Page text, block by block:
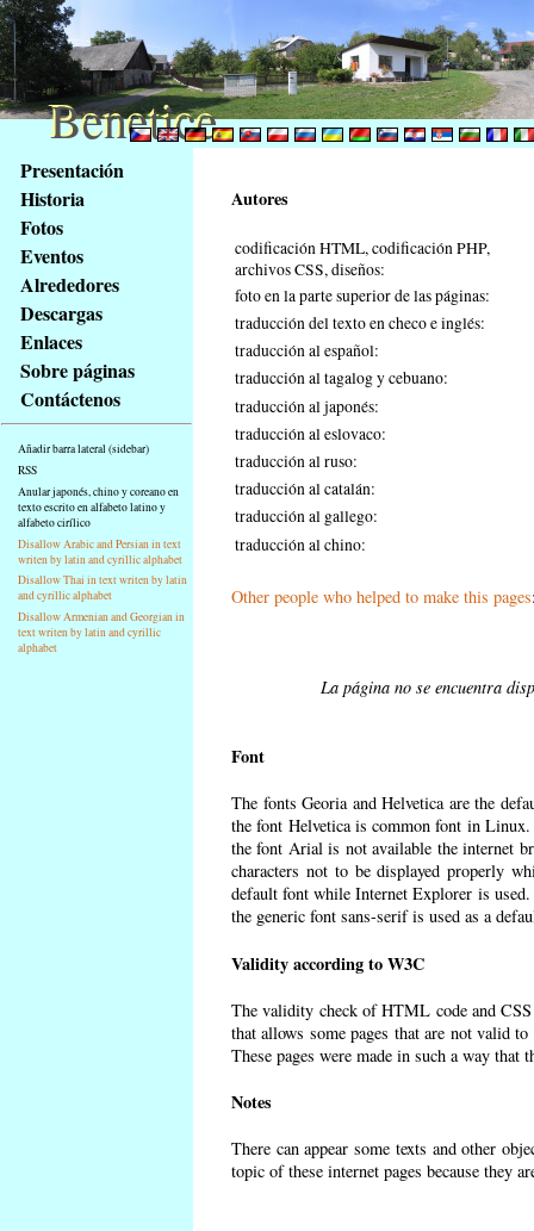
obsah
stránky
Klávesové
zkratky
tomto
webu
základní
Hlavní
strana
Presentación
Historia
Fotos
Eventos
Alrededores
Descargas
Enlaces
Sobre páginas
Contáctenos
Añadir barra lateral (sidebar)
RSS
Anular japonés, chino y coreano en
texto escrito en alfabeto latino y
alfabeto cirílico
Disallow Arabic and Persian in text
writen by latin and cyrillic alphabet
Disallow Thai in text writen by latin
and cyrillic alphabet
Disallow Armenian and Georgian in
text writen by latin and cyrillic
alphabet
Autores
codificación HTML, codificación PHP,
archivos CSS, diseños:
foto en la parte superior de las páginas:
traducción del texto en checo e inglés:
traducción al español:
traducción al tagalog y cebuano:
traducción al japonés:
traducción al eslovaco:
traducción al ruso:
traducción al catalán:
traducción al gallego:
traducción al chino:
Other people who helped to make this pages
La página no se encuentra
Font
The fonts Georia and Helvetica are the
the font Helvetica is common font in
the font Arial is not available the internet
characters not to be displayed properly
default font while Internet Explorer is
the generic font sans-serif is used as a
Validity according to W3C
The validity check of HTML code and
that allows some pages that are not valid
These pages were made in such a way
Notes
There can appear some texts and other
topic of these internet pages because they
Benetice
Benetice